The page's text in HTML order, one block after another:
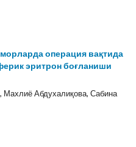
операция вақтида
эритрон боғланиши
Абдухалиқова, Сабина